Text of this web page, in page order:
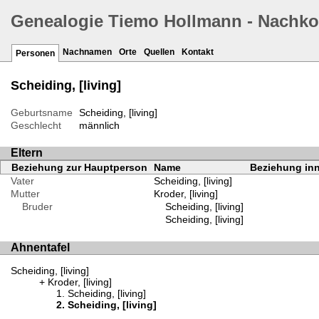
Genealogie Tiemo Hollmann -
Personen Nachnamen Orte Quellen Kontakt
Scheiding, [living]
Geburtsname
Scheiding, [living]
Geschlecht
männlich
Eltern
Beziehung zur Hauptperson Name
Beziehung
Vater
Scheiding, [living]
Mutter
Kroder, [living]
Bruder
Scheiding, [living]
Scheiding, [living]
Ahnentafel
Scheiding, [living]
Kroder, [living]
Scheiding, [living]
Scheiding, [living]